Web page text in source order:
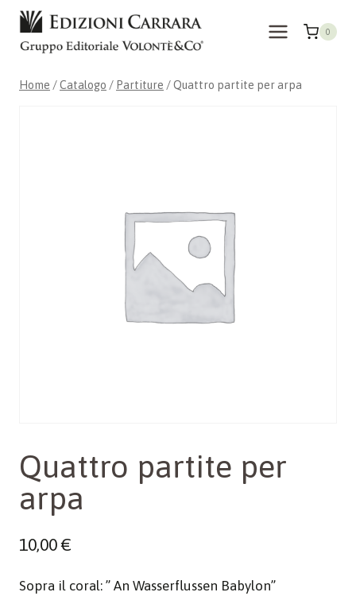
Salta
contenuto
0
Home /Catalogo / Partiture /Quattro partite per arpa
Quattro partite per
arpa
10,00€
Sopra il coral: ” An Wasserflussen Babylon”